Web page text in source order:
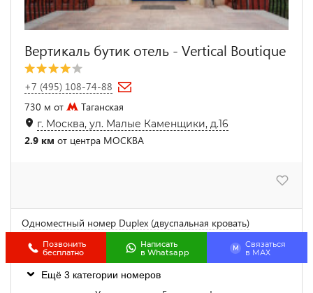
Вертикаль бутик отель - Vertical Boutique
+7 (495) 108-74-88
730 м от
Таганская
г. Москва, ул. Малые Каменщики, д.16
2.9 км от центра МОСКВА
Одноместный номер Duplex (двуспальная кровать)
от
5 950₽цена за 1 сутки
Ещё 3 категории номеров
Позвонить
бесплатно
Написать
в Whatsapp
M
Связаться
в МАХ